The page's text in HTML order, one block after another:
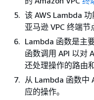
该 AWS Lambda
亚马逊 VPC 终端节
Lambda 函数是主
函数调用 API 以对
还处理操作的路由
从 Lambda 函数中
应的操作。